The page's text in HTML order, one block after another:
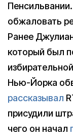
обжаловать
Ранее
который был
Нью-Йорка
рассказывал
присудили
чего он начал